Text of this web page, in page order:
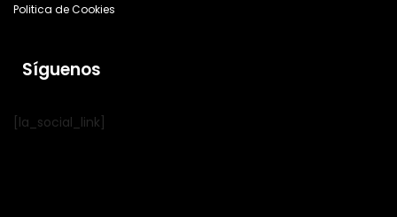
Politica de Cookies
Síguenos
[la_social_link]